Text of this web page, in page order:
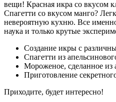
вещи! Красная икра со вкусом
Спагетти со вкусом манго?
невероятную кухню. Все
наука и только крутые
Создание икры с
Спагетти из
Мороженое, сделанное из
Приготовление
Приходите, будет интересно!